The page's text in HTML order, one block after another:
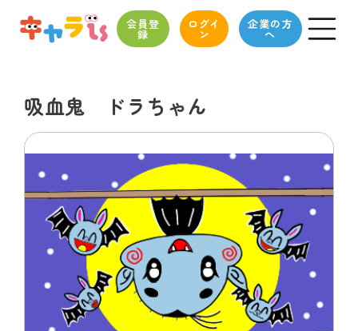
会員登
録
ログイ
ン
企業の方
へ
吸血鬼 ドラちゃん